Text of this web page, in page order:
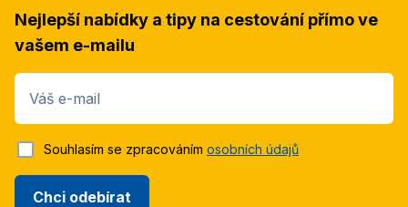
Nejlepší nabídky a tipy na cestování přímo ve
vašem e-mailu
Váš e-mail
Chci odebírat
Souhlasím se zpracováním osobních údajů